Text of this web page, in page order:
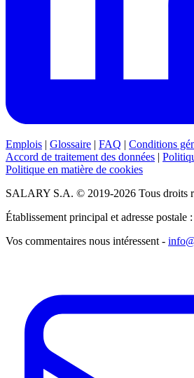
Emplois | Glossaire | FAQ | Conditions
Accord de traitement des données |
Politique en matière de cookies
SALARY S.A. © 2019-2026 Tous droits
Établissement principal et adresse
Vos commentaires nous intéressent -